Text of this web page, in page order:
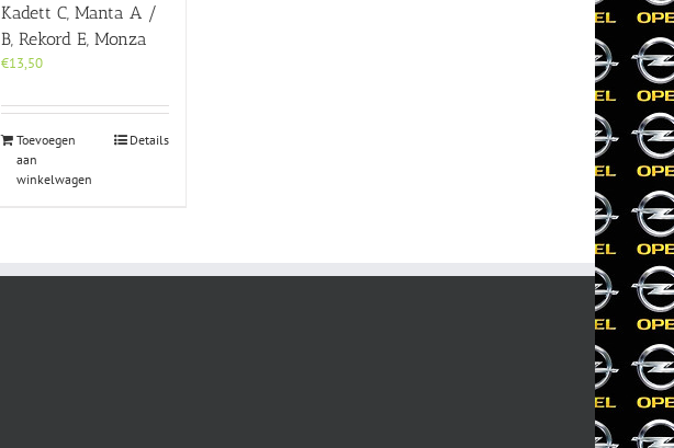
Kadett C, Manta A /
B, Rekord E, Monza
€13,50
Toevoegen
aan
winkelwagen
Details